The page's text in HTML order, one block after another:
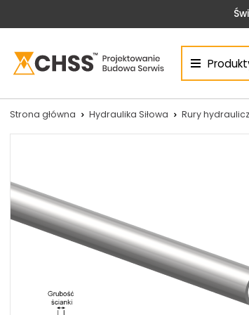
Centrum Hydrauliki Siłowej
CHSS.PL DAWID WOŹNY
Siłowniki:
+48 690 884 272
silowniki@chss.pl
Strona główna Hydraulika Siłowa Rury